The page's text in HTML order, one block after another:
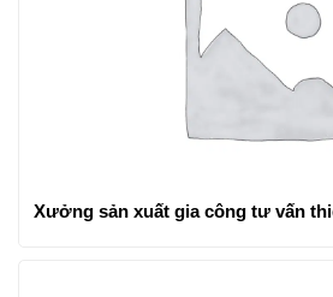
Xưởng sản xuất gia công tư vấn